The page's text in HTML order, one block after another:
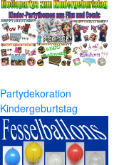
Partydekoration
Kindergeburtstag